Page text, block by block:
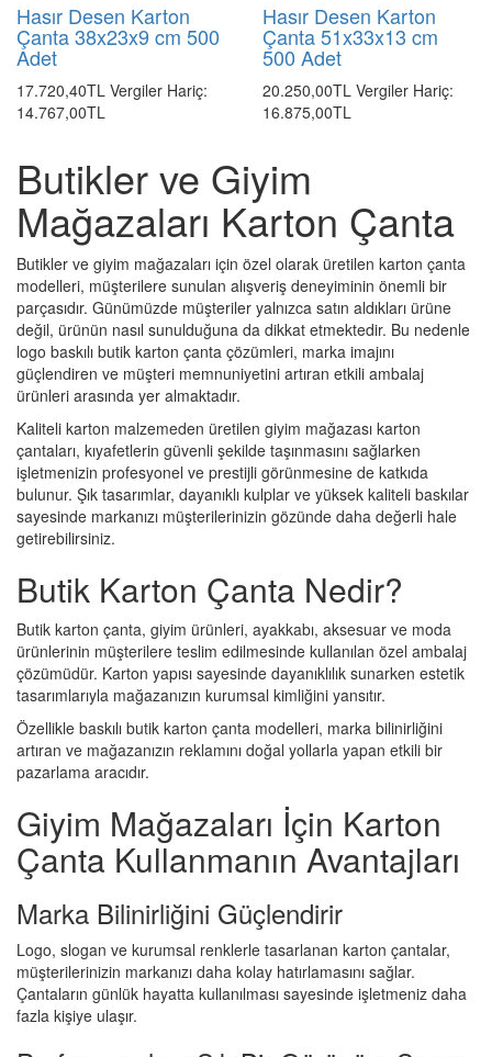
Hasır Desen Karton
Çanta 38x23x9 cm 500
Adet
17.720,40TL Vergiler Hariç:
14.767,00TL
Hasır Desen Karton
Çanta 51x33x13 cm
500 Adet
20.250,00TL Vergiler Hariç:
16.875,00TL
Butikler ve Giyim
Mağazaları Karton Çanta
Butikler ve giyim mağazaları için özel olarak üretilen karton çanta
modelleri, müşterilere sunulan alışveriş deneyiminin önemli bir
parçasıdır. Günümüzde müşteriler yalnızca satın aldıkları ürüne
değil, ürünün nasıl sunulduğuna da dikkat etmektedir. Bu nedenle
logo baskılı butik karton çanta çözümleri, marka imajını
güçlendiren ve müşteri memnuniyetini artıran etkili ambalaj
ürünleri arasında yer almaktadır.
Kaliteli karton malzemeden üretilen giyim mağazası karton
çantaları, kıyafetlerin güvenli şekilde taşınmasını sağlarken
işletmenizin profesyonel ve prestijli görünmesine de katkıda
bulunur. Şık tasarımlar, dayanıklı kulplar ve yüksek kaliteli baskılar
sayesinde markanızı müşterilerinizin gözünde daha değerli hale
getirebilirsiniz.
Butik Karton Çanta Nedir?
Butik karton çanta, giyim ürünleri, ayakkabı, aksesuar ve moda
ürünlerinin müşterilere teslim edilmesinde kullanılan özel ambalaj
çözümüdür. Karton yapısı sayesinde dayanıklılık sunarken estetik
tasarımlarıyla mağazanızın kurumsal kimliğini yansıtır.
Özellikle baskılı butik karton çanta modelleri, marka bilinirliğini
artıran ve mağazanızın reklamını doğal yollarla yapan etkili bir
pazarlama aracıdır.
Giyim Mağazaları İçin Karton
Çanta Kullanmanın Avantajları
Marka Bilinirliğini Güçlendirir
Logo, slogan ve kurumsal renklerle tasarlanan karton çantalar,
müşterilerinizin markanızı daha kolay hatırlamasını sağlar.
Çantaların günlük hayatta kullanılması sayesinde işletmeniz daha
fazla kişiye ulaşır.